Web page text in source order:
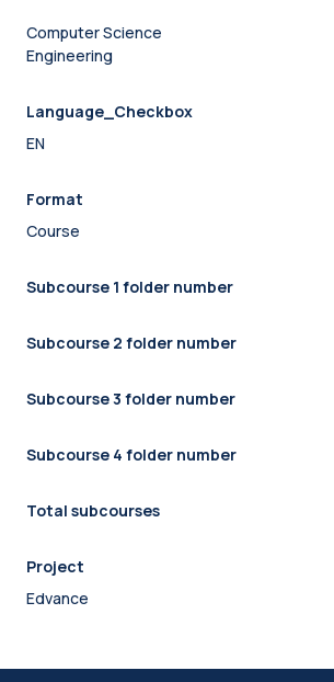
Computer Science
Engineering
Language_Checkbox
EN
Format
Course
Subcourse 1 folder number
Subcourse 2 folder number
Subcourse 3 folder number
Subcourse 4 folder number
Total subcourses
Project
Edvance